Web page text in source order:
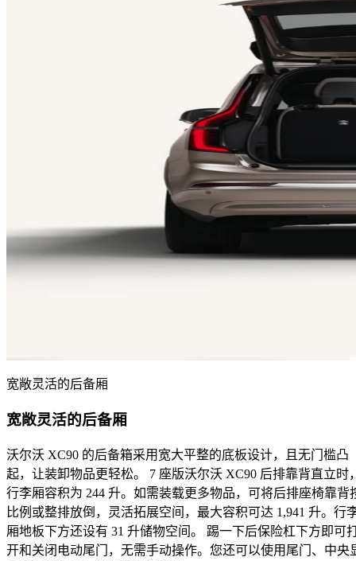
宽敞灵活的后备厢
宽敞灵活的后备厢
沃尔沃 XC90 的后备箱采用宽大平整的底板设计，且无门槛凸
起，让装卸物品更轻松。 7 座版沃尔沃 XC90 后排靠背直立时
行李厢容积为 244 升。如需装载更多物品，可将后排座椅靠背
比例或整排放倒，灵活拓展空间，最大容积可达 1,941 升。行
厢地板下方还设有 31 升储物空间。 踢一下后保险杠下方即可
开和关闭电动尾门，无需手动操作。您还可以使用尾门、中央